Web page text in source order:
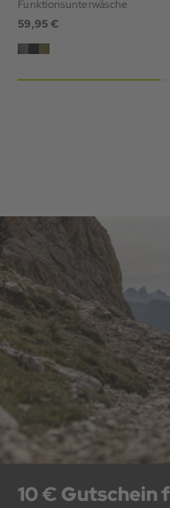
Funktionsunterwäsche
59,95 €
10 € Gutschein